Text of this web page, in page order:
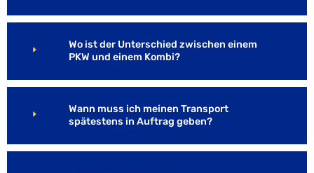
Wo ist der Unterschied zwischen einem
PKW und einem Kombi?
Wann muss ich meinen Transport
spätestens in Auftrag geben?